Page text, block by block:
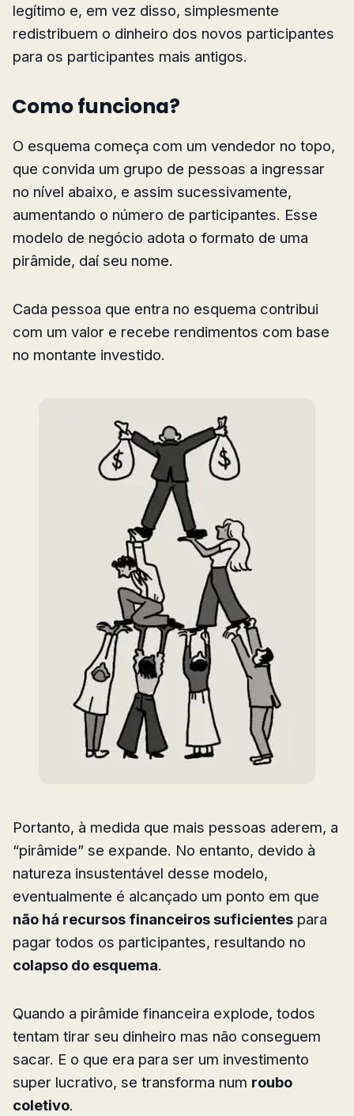
legítimo e, em vez disso, simplesmente
redistribuem o dinheiro dos novos participantes
para os participantes mais antigos.
Como funciona?
O esquema começa com um vendedor no topo,
que convida um grupo de pessoas a ingressar
no nível abaixo, e assim sucessivamente,
aumentando o número de participantes. Esse
modelo de negócio adota o formato de uma
pirâmide, daí seu nome.
Cada pessoa que entra no esquema contribui
com um valor e recebe rendimentos com base
no montante investido.
Portanto, à medida que mais pessoas aderem, a
“pirâmide” se expande. No entanto, devido à
natureza insustentável desse modelo,
eventualmente é alcançado um ponto em que
não há recursos financeiros suficientes para
pagar todos os participantes, resultando no
colapso do esquema.
Quando a pirâmide financeira explode, todos
tentam tirar seu dinheiro mas não conseguem
sacar. E o que era para ser um investimento
super lucrativo, se transforma num roubo
coletivo.